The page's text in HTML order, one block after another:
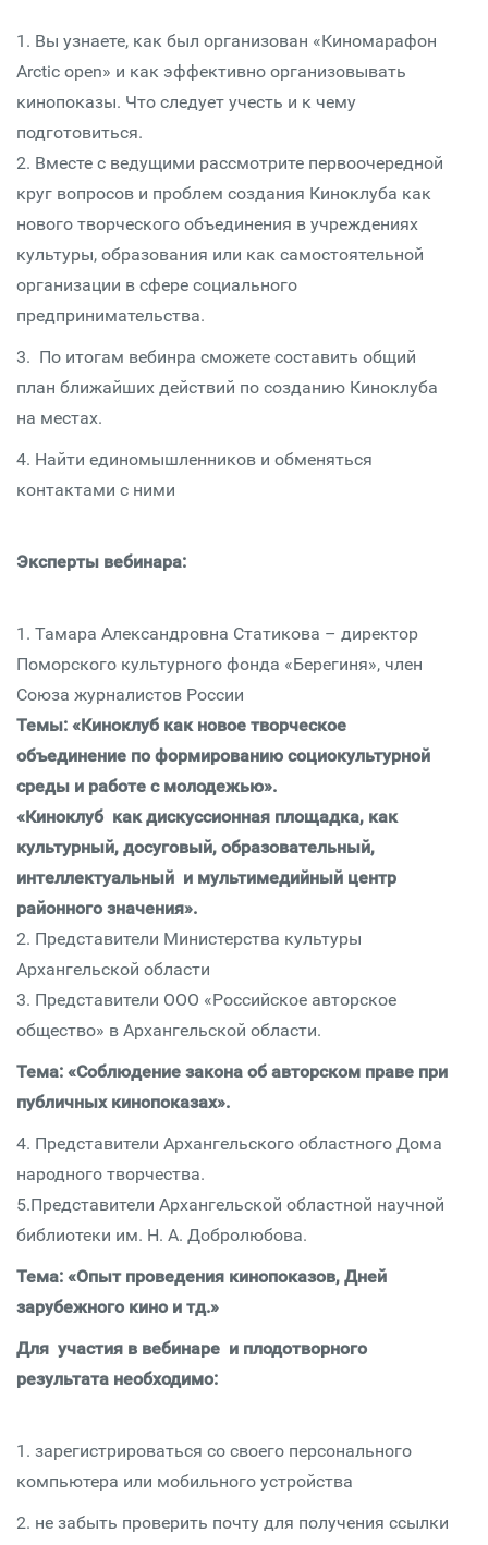
1. Вы узнаете, как был организован «Киномарафон
Arctic open» и как эффективно организовывать
кинопоказы. Что следует учесть и к чему
подготовиться.
2. Вместе с ведущими рассмотрите первоочередной
круг вопросов и проблем создания Киноклуба как
нового творческого объединения в учреждениях
культуры, образования или как самостоятельной
организации в сфере социального
предпринимательства.
3. По итогам вебинра сможете составить общий
план ближайших действий по созданию Киноклуба
на местах.
4. Найти единомышленников и обменяться
контактами с ними
Эксперты вебинара:
1. Тамара Александровна Статикова – директор
Поморского культурного фонда «Берегиня», член
Союза журналистов России
Темы: «Киноклуб как новое творческое
объединение по формированию социокультурной
среды и работе с молодежью».
«Киноклуб как дискуссионная площадка, как
культурный, досуговый, образовательный,
интеллектуальный и мультимедийный центр
районного значения».
2. Представители Министерства культуры
Архангельской области
3. Представители ООО «Российское авторское
общество» в Архангельской области.
Тема: «Соблюдение закона об авторском праве при
публичных кинопоказах».
4. Представители Архангельского областного Дома
народного творчества.
5.Представители Архангельской областной научной
библиотеки им. Н. А. Добролюбова.
Тема: «Опыт проведения кинопоказов, Дней
зарубежного кино и тд.»
Для участия в вебинаре и плодотворного
результата необходимо:
1. зарегистрироваться со своего персонального
компьютера или мобильного устройства
2. не забыть проверить почту для получения ссылки